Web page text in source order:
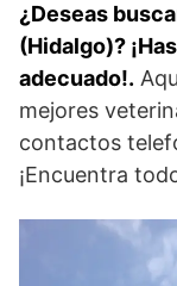
¿Deseas
(Hidalgo)?
adecuado!.
mejores
contactos
¡Encuentra